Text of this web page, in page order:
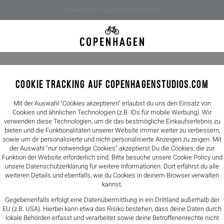
COOKIE TRACKING AUF COPENHAGENSTUDIOS.COM
Mit der Auswahl "Cookies akzeptieren" erlaubst du uns den Einsatz von
Cookies und ähnlichen Technologien (z.B. IDs für mobile Werbung). Wir
verwenden diese Technologien, um dir das bestmögliche Einkaufserlebnis zu
bieten und die Funktionalitäten unserer Website immer weiter zu verbessern,
sowie um dir personalisierte und nicht-personalisierte Anzeigen zu zeigen. Mit
der Auswahl "nur notwendige Cookies" akzeptierst Du die Cookies, die zur
Funktion der Website erforderlich sind. Bitte besuche unsere Cookie Policy und
unsere Datenschutzerklärung für weitere Informationen. Dort erfährst du alle
weiteren Details und ebenfalls, wie du Cookies in deinem Browser verwalten
kannst.
Gegebenenfalls erfolgt eine Datenübermittlung in ein Drittland außerhalb der
EU (z.B. USA). Hierbei kann etwa das Risiko bestehen, dass deine Daten durch
lokale Behörden erfasst und verarbeitet sowie deine Betroffenenrechte nicht
199,90€
Farbe -
Größen
36 37
FIT: Fällt
Größentabelle